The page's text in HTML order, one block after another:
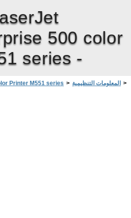
500 color
series -
Printer M551 series > المعلومات التنظيمية >